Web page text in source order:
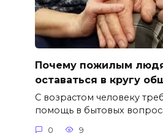
Почему пожилым
оставаться в кругу
С возрастом человеку
помощь в бытовых
0 9